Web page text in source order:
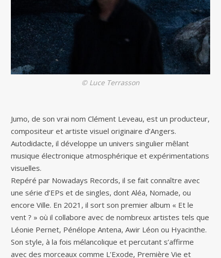
© Luce Terrasson
Jumo, de son vrai nom Clément Leveau, est un producteur,
compositeur et artiste visuel originaire d’Angers.
Autodidacte, il développe un univers singulier mêlant
musique électronique atmosphérique et expérimentations
visuelles.
Repéré par Nowadays Records, il se fait connaître avec
une série d’EPs et de singles, dont Aléa, Nomade, ou
encore Ville. En 2021, il sort son premier album « Et le
vent ? » où il collabore avec de nombreux artistes tels que
Léonie Pernet, Pénélope Antena, Awir Léon ou Hyacinthe.
Son style, à la fois mélancolique et percutant s’affirme
avec des morceaux comme L’Exode, Première Vie et